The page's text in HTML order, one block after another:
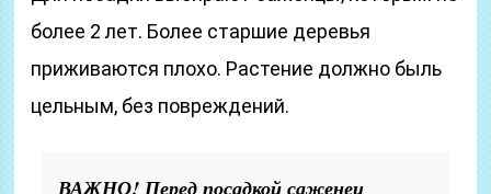
более 2 лет. Более старшие деревья
приживаются плохо. Растение должно быль
цельным, без повреждений.
ВАЖНО! Перед посадкой саженец